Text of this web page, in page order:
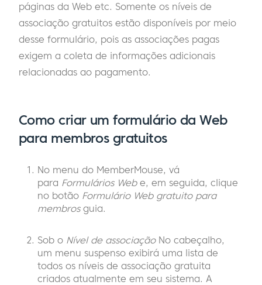
páginas da Web etc. Somente os níveis de
associação gratuitos estão disponíveis por meio
desse formulário, pois as associações pagas
exigem a coleta de informações adicionais
relacionadas ao pagamento.
Como criar um formulário da Web
para membros gratuitos
No menu do MemberMouse, vá
para Formulários Webe, em seguida, clique
no botão Formulário Web gratuito para
membrosguia.
Sob o Nível de associaçãoNo cabeçalho,
um menu suspenso exibirá uma lista de
todos os níveis de associação gratuita
criados atualmente em seu sistema. A